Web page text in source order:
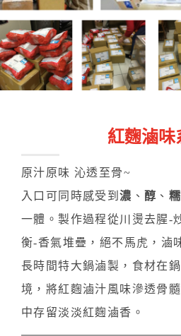
紅麴滷味
原汁原味 沁透至骨~
入口可同時感受到濃 、 醇 、 糯
一體。製作過程從川燙去腥-
衡-香氣堆疊，絕不馬虎，滷
長時間特大鍋滷製，食材在
境，將紅麴滷汁風味滲透骨
中存留淡淡紅麴滷香。